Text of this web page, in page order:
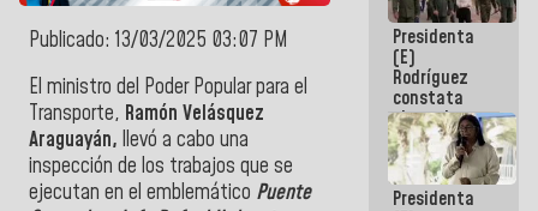
Publicado: 13/03/2025 03:07 PM
El ministro del Poder Popular para el
Transporte, Ramón Velásquez
Araguayán, llevó a cabo una
inspección de los trabajos que se
ejecutan en el emblemático Puente
turístico
para La
Guaira
Presidenta
(E)
Rodríguez
constata
obras de
rehabilitación
de Escuela
Militar de
Mamo en La
Presidenta